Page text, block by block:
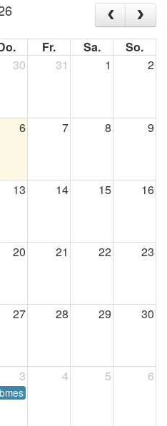
Fr. Sa.
So.
30 31 1 2
6 7 8 9
13 14 15 16
20 21 22 23
27 28 29 30
3 4 5 6
Rostock Herbst 2026